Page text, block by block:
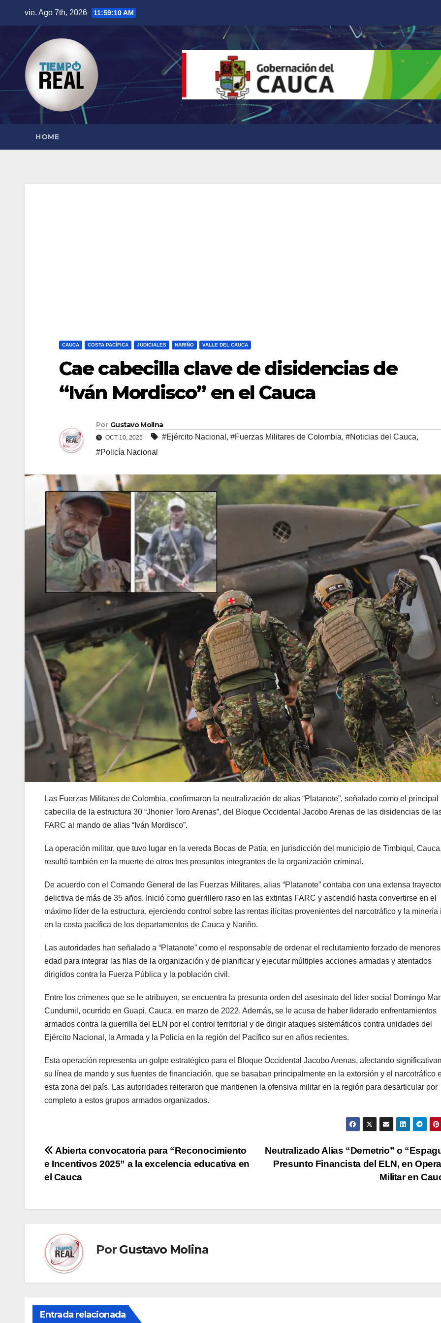
contenido
vie. Ago 7th, 2026 11:59:11 AM
HOME
CAUCA COSTA PACÍFICA JUDICIALES NARIÑO VALLE DEL CAUCA
Cae cabecilla clave de disidencias de
“Iván Mordisco” en el Cauca
Por Gustavo Molina
OCT 10, 2025 #Ejército Nacional , #Fuerzas Militares de Colombia, #Noticias del Cauca,
#Policía Nacional
Las Fuerzas Militares de Colombia, confirmaron la neutralización de alias “Platanote”, señalado como el principal
cabecilla de la estructura 30 “Jhonier Toro Arenas”, del Bloque Occidental Jacobo Arenas de las disidencias de
FARC al mando de alias “Iván Mordisco”.
La operación militar, que tuvo lugar en la vereda Bocas de Patía, en jurisdicción del municipio de Timbiquí,
resultó también en la muerte de otros tres presuntos integrantes de la organización criminal.
De acuerdo con el Comando General de las Fuerzas Militares, alias “Platanote” contaba con una extensa
delictiva de más de 35 años. Inició como guerrillero raso en las extintas FARC y ascendió hasta convertirse en el
máximo líder de la estructura, ejerciendo control sobre las rentas ilícitas provenientes del narcotráfico y la minería
en la costa pacífica de los departamentos de Cauca y Nariño.
Las autoridades han señalado a “Platanote” como el responsable de ordenar el reclutamiento forzado de
edad para integrar las filas de la organización y de planificar y ejecutar múltiples acciones armadas y atentados
dirigidos contra la Fuerza Pública y la población civil.
Entre los crímenes que se le atribuyen, se encuentra la presunta orden del asesinato del líder social Domingo
Cundumil, ocurrido en Guapi, Cauca, en marzo de 2022. Además, se le acusa de haber liderado enfrentamientos
armados contra la guerrilla del ELN por el control territorial y de dirigir ataques sistemáticos contra unidades del
Ejército Nacional, la Armada y la Policía en la región del Pacífico sur en años recientes.
Esta operación representa un golpe estratégico para el Bloque Occidental Jacobo Arenas, afectando
su línea de mando y sus fuentes de financiación, que se basaban principalmente en la extorsión y el narcotráfico
esta zona del país. Las autoridades reiteraron que mantienen la ofensiva militar en la región para desarticular por
completo a estos grupos armados organizados.
Navegación
de
Neutralizado Alias “Demetrio” o
Presunto Financista del ELN, en
Militar en
Abierta convocatoria para “Reconocimiento
e Incentivos 2025” a la excelencia educativa en
el Cauca
Por Gustavo Molina
Entrada relacionada